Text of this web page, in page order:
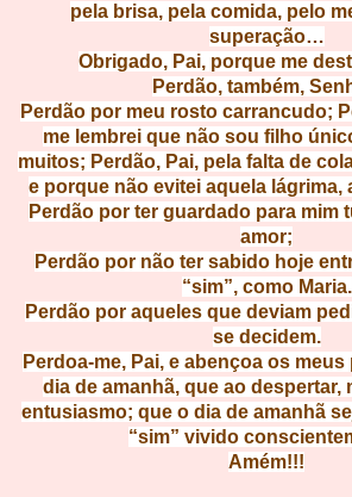
pela brisa, pela comida, pelo
superação…
Obrigado, Pai, porque me
Perdão, também,
Perdão por meu rosto carrancudo;
me lembrei que não sou filho
muitos; Perdão, Pai, pela falta de
e porque não evitei aquela lágrima,
Perdão por ter guardado para mim
amor;
Perdão por não ter sabido hoje
“sim”, como Maria.
Perdão por aqueles que deviam
se decidem.
Perdoa-me, Pai, e abençoa os
dia de amanhã, que ao despertar,
entusiasmo; que o dia de amanhã
“sim” vivido
Amém!!!